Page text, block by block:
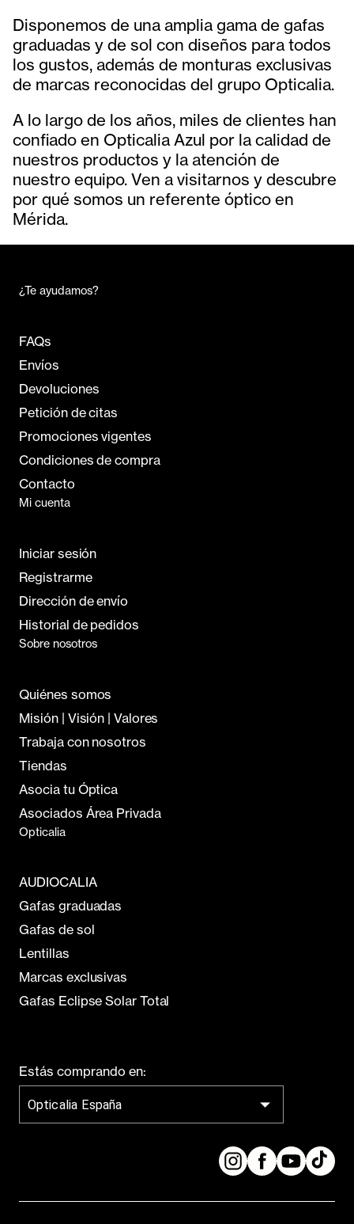
Disponemos de una amplia gama de gafas
graduadas y de sol con diseños para todos
los gustos, además de monturas exclusivas
de marcas reconocidas del grupo Opticalia.
A lo largo de los años, miles de clientes han
confiado en Opticalia Azul por la calidad de
nuestros productos y la atención de
nuestro equipo. Ven a visitarnos y descubre
por qué somos un referente óptico en
Mérida.
¿Te ayudamos?
FAQs
Envíos
Devoluciones
Petición de citas
Promociones vigentes
Condiciones de compra
Contacto
Mi cuenta
Iniciar sesión
Registrarme
Dirección de envío
Historial de pedidos
Sobre nosotros
Quiénes somos
Misión | Visión | Valores
Trabaja con nosotros
Tiendas
Asocia tu Óptica
Asociados Área Privada
Opticalia
AUDIOCALIA
Gafas graduadas
Gafas de sol
Lentillas
Marcas exclusivas
Gafas Eclipse Solar Total
Estás comprando en:
Opticalia España